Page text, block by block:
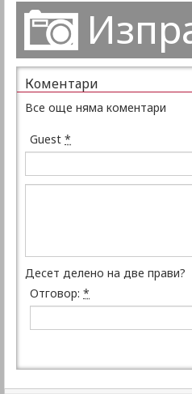
Коментари
Все още няма коментари
Guest *
Десет делено на две прави?
Отговор: *